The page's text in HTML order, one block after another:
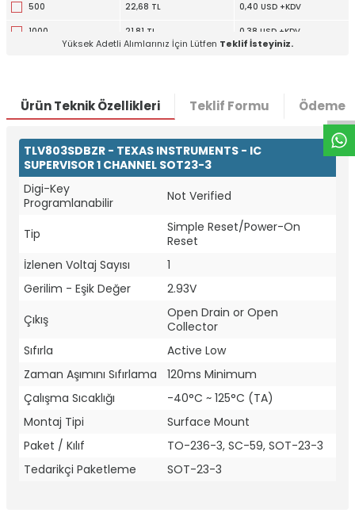
W
h
t
a
p
p
D
e
s
e
H
a
t
t
500 22,68 TL 0,40 USD +KDV
1000 21,81 TL 0,38 USD +KDV
Yüksek Adetli Alımlarınız İçin Lütfen Teklif İsteyiniz.
Ürün Teknik Özellikleri Teklif Formu Ödeme
TLV803SDBZR - TEXAS INSTRUMENTS - IC
SUPERVISOR 1 CHANNEL SOT23-3
Digi-Key
Programlanabilir
Not Verified
Tip
Simple Reset/Power-On
Reset
İzlenen Voltaj Sayısı
1
Gerilim - Eşik Değer
2.93V
Çıkış
Open Drain or Open
Collector
Sıfırla
Active Low
Zaman Aşımını Sıfırlama
120ms Minimum
Çalışma Sıcaklığı
-40°C ~ 125°C (TA)
Montaj Tipi
Surface Mount
Paket / Kılıf
TO-236-3, SC-59, SOT-23-3
Tedarikçi Paketleme
SOT-23-3